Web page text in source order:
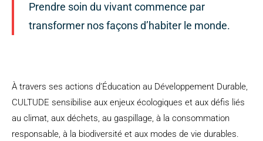
Prendre soin du vivant commence par
transformer nos façons d’habiter le monde.
À travers ses actions d’Éducation au Développement Durable,
CULTUDE sensibilise aux enjeux écologiques et aux défis liés
au climat, aux déchets, au gaspillage, à la consommation
responsable, à la biodiversité et aux modes de vie durables.